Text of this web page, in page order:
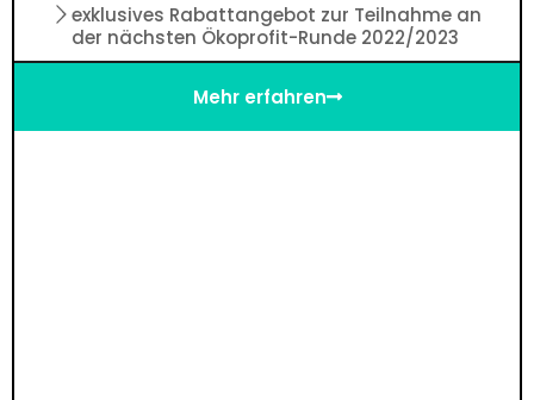
exklusives Rabattangebot zur Teilnahme an
der nächsten Ökoprofit-Runde 2022/2023
Mehr erfahren